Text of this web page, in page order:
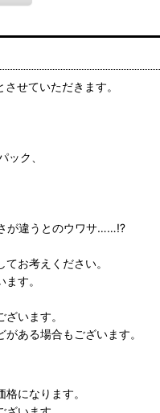
せていただきます。
ック、
が違うとのウワサ……⁉
お考えください。
す。
います。
ある場合もございます。
になります。